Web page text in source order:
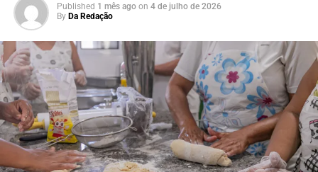
Published 1 mês ago on 4 de julho de 2026
By Da Redação